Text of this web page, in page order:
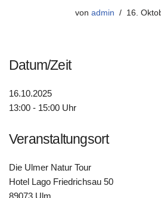
von admin 16.
Datum/Zeit
16.10.2025
13:00 - 15:00 Uhr
Veranstaltungsort
Die Ulmer Natur Tour
Hotel Lago Friedrichsau 50
89073 Ulm